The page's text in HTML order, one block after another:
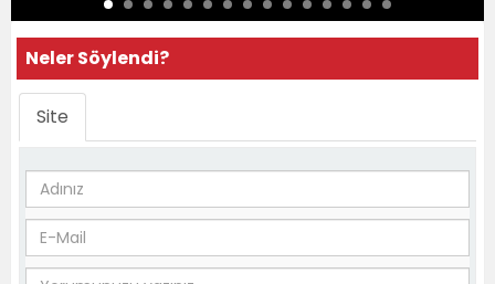
Neler Söylendi?
Site